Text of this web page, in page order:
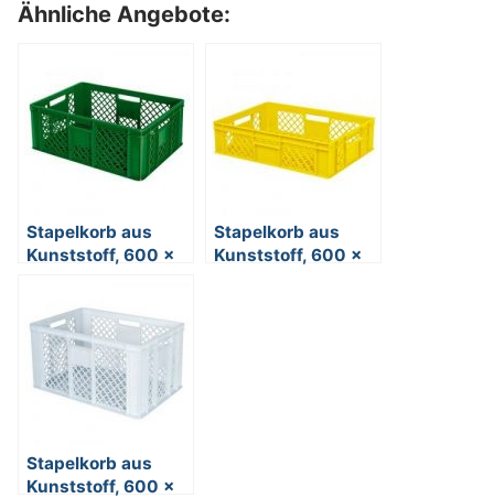
Ähnliche Angebote:
Stapelkorb aus
Kunststoff, 600 x
Stapelkorb aus
Kunststoff, 600 x
Stapelkorb aus
Kunststoff, 600 x